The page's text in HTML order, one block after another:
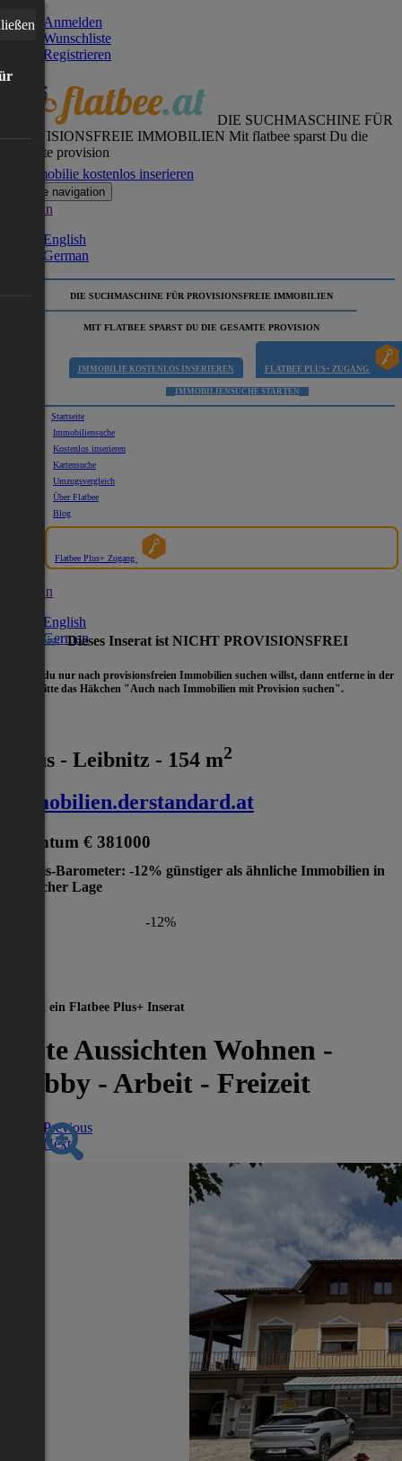
Anmelden
Wunschliste
Registrieren
DIE SUCHMASCHINE FÜR
PROVISIONSFREIE IMMOBILIEN Mit flatbee sparst Du die
gesamte provision
Immobilie kostenlos inserieren
Toggle navigation
German
English
German
DIE SUCHMASCHINE FÜR PROVISIONSFREIE IMMOBILIEN
MIT FLATBEE SPARST DU DIE GESAMTE PROVISION
IMMOBILIE KOSTENLOS INSERIEREN FLATBEE PLUS+ ZUGANG
IMMOBILIENSUCHE STARTEN
Startseite
Immobiliensuche
Kostenlos inserieren
Kartensuche
Umzugsvergleich
Über Flatbee
Blog
Flatbee Plus+ Zugang
German
English
German
Hinweis:Dieses Inserat ist NICHT PROVISIONSFREI
- Wenn du nur nach provisionsfreien Immobilien suchen willst, dann entferne in der
bitte das Häkchen "Auch nach Immobilien mit Provision suchen".
Haus - Leibnitz - 154 m2
immobilien.derstandard.at
Eigentum € 381000
Preis-Barometer: -12% günstiger als ähnliche Immobilien in
gleicher Lage
-12%
Dies ist ein Flatbee Plus+ Inserat
Gute Aussichten Wohnen -
Hobby - Arbeit - Freizeit
Previous
Next